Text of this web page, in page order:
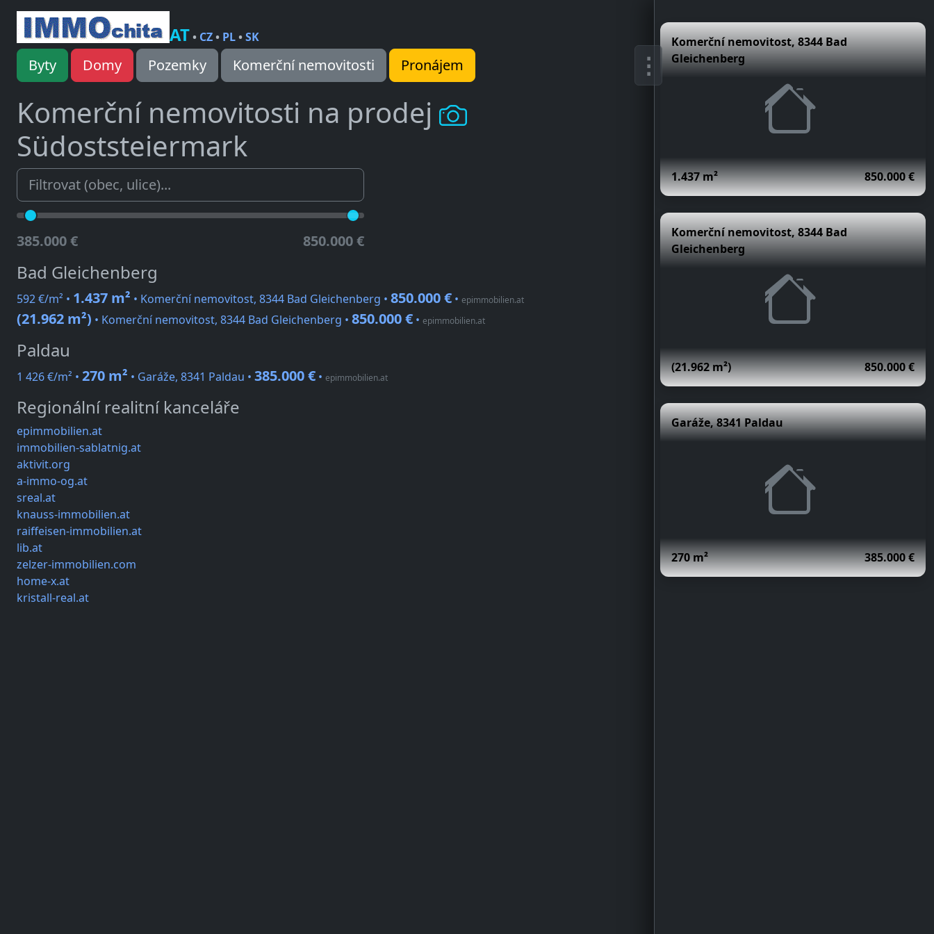
AT• CZ• PL•SK
Byty Domy Pozemky Komerční nemovitosti Pronájem
Komerční nemovitosti na prodej
Südoststeiermark
385.000 € 850.000 €
Bad Gleichenberg
592 €/m² • 1.437 m² • Komerční nemovitost, 8344 Bad Gleichenberg • 850.000 € • epimmobilien.at
(21.962 m²) • Komerční nemovitost, 8344 Bad Gleichenberg • 850.000 € • epimmobilien.at
Paldau
1 426 €/m² • 270 m² • Garáže, 8341 Paldau • 385.000 € • epimmobilien.at
Regionální realitní kanceláře
epimmobilien.at
immobilien-sablatnig.at
aktivit.org
a-immo-og.at
sreal.at
knauss-immobilien.at
raiffeisen-immobilien.at
lib.at
zelzer-immobilien.com
home-x.at
kristall-real.at